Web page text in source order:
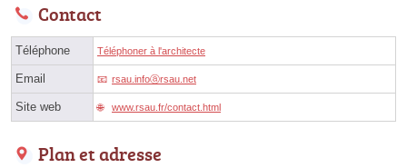
Contact
Téléphone Téléphoner à l'architecte
Email rsau.infoⓐrsau.net
Site web www.rsau.fr/contact.html
Plan et adresse